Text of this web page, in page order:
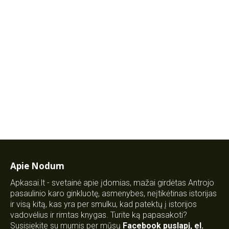
Apie Nodum
Apkasai.lt - svetainė apie įdomias, mažai girdėtas Antrojo
pasaulinio karo ginkluotę, asmenybes, neįtikėtinas istorijas
ir visą kitą, kas yra per smulku, kad patektų į istorijos
vadovėlius ir rimtas knygas. Turite ką papasakoti?
Susisiekite su mumis per mūsų Facebook puslapį, el.